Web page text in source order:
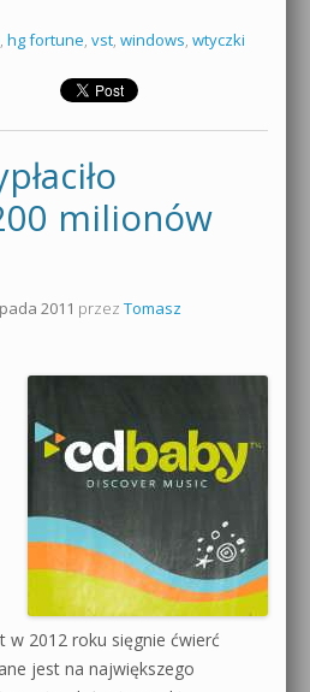
, hg fortune, vst, windows, wtyczki
milionów
2011 przez Tomasz
w 2012 roku sięgnie ćwierć
jest na największego